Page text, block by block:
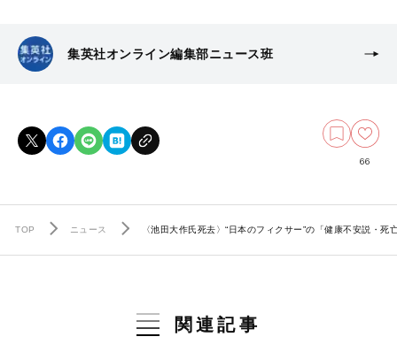
集英社オンライン編集部ニュース班
66
TOP ニュース 〈池田大作氏死去〉“日本のフィクサー”の「健康不安説・
関連記事